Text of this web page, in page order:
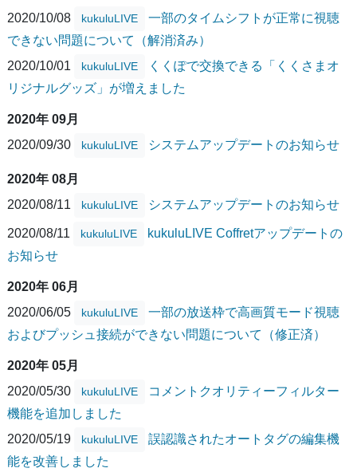
2020/10/08
kukuluLIVE
一部のタイムシフトが正常に視聴
できない問題について（解消済み）
2020/10/01
kukuluLIVE
くくぽで交換できる「くくさまオ
リジナルグッズ」が増えました
2020年 09月
2020/09/30
kukuluLIVE システムアップデートのお知らせ
2020年 08月
2020/08/11
kukuluLIVE システムアップデートのお知らせ
2020/08/11 kukuluLIVE
kukuluLIVE Coffretアップデートの
お知らせ
2020年 06月
2020/06/05
kukuluLIVE
一部の放送枠で高画質モード視聴
およびプッシュ接続ができない問題について（修正済）
2020年 05月
2020/05/30
kukuluLIVE
コメントクオリティーフィルター
機能を追加しました
2020/05/19
kukuluLIVE
誤認識されたオートタグの編集機
能を改善しました